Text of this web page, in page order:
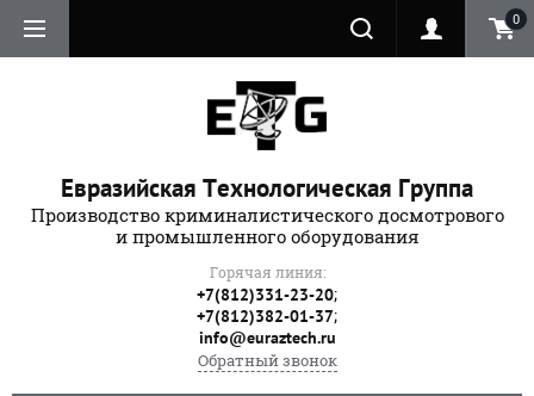
0
Евразийская Технологическая Группа
Производство криминалистического досмотрового
и промышленного оборудования
Горячая линия:
+7(812)331-23-20;
+7(812)382-01-37;
info@euraztech.ru
Обратный звонок